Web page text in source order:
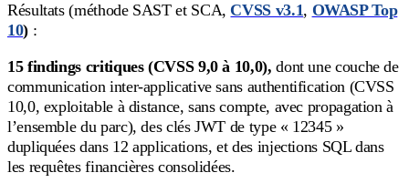
Résultats (méthode SAST et SCA, CVSS v3.1, OWASP Top
10):
15 findings critiques (CVSS 9,0 à 10,0), dont une couche de
communication inter-applicative sans authentification (CVSS
10,0, exploitable à distance, sans compte, avec propagation à
l’ensemble du parc), des clés JWT de type « 12345 »
dupliquées dans 12 applications, et des injections SQL dans
les requêtes financières consolidées.